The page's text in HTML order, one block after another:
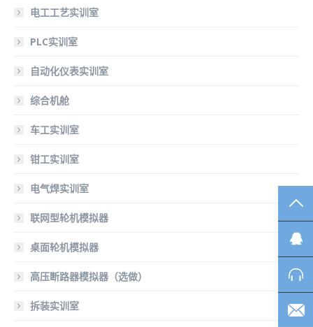
电工工艺实训室
PLC实训室
自动化仪表实训室
综合机舱
车工实训室
钳工实训室
电气焊实训室
联网型轮机模拟器
桌面轮机模拟器
高压断路器模拟器（选做）
拆装实训室